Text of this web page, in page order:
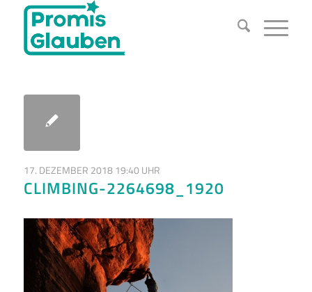
17. DEZEMBER 2018 19:40 UHR
CLIMBING-2264698_1920